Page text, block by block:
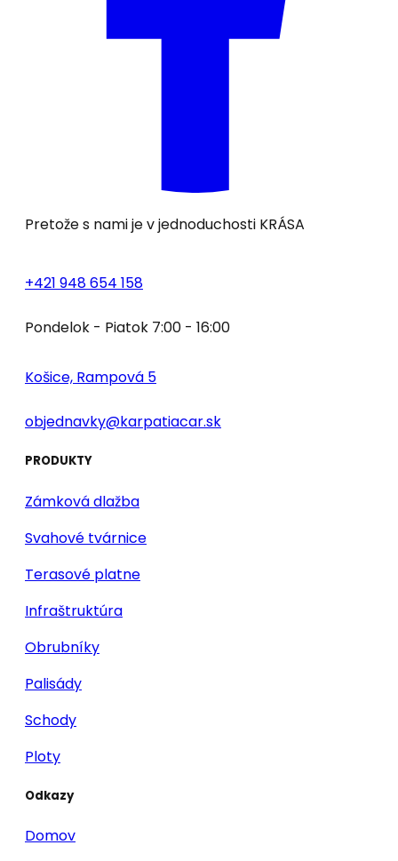
Pretože s nami je v jednoduchosti KRÁSA
+421 948 654 158
Pondelok - Piatok 7:00 - 16:00
Košice, Rampová 5
objednavky@karpatiacar.sk
PRODUKTY
Zámková dlažba
Svahové tvárnice
Terasové platne
Infraštruktúra
Obrubníky
Palisády
Schody
Ploty
Odkazy
Domov